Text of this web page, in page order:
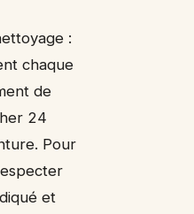
:
chaque
de
24
Pour
et